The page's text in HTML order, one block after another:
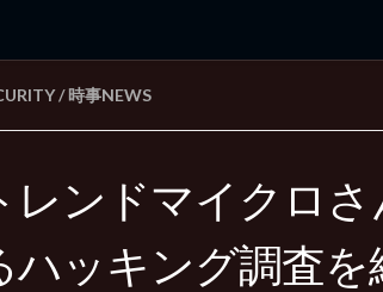
日記 3rd Edition
/時事NEWS
レンドマイクロさ
ハッキング調査を